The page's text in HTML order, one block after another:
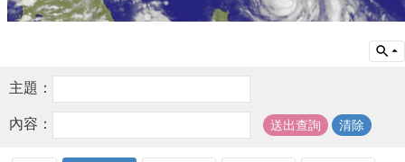
主題：
內容：